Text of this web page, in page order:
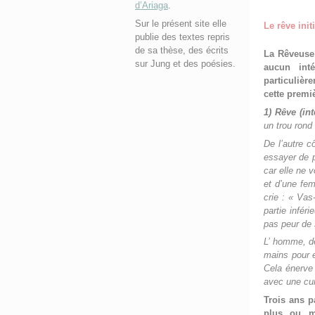
d’Ariaga.
Sur le présent site elle
publie des textes repris
de sa thèse, des écrits
sur Jung et des poésies.
Le rêve
La
aucun
cette
1) Rêve
un trou
De l’autre
essayer de
car elle ne
et d’une
crie : «
partie
pas peur de
L’ homme,
mains pour
Cela
avec une
Trois ans